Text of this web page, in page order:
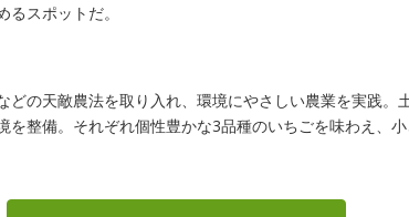
スポットだ。
どの天敵農法を取り入れ、環境にやさしい農業を実践。
を整備。それぞれ個性豊かな3品種のいちごを味わえ、